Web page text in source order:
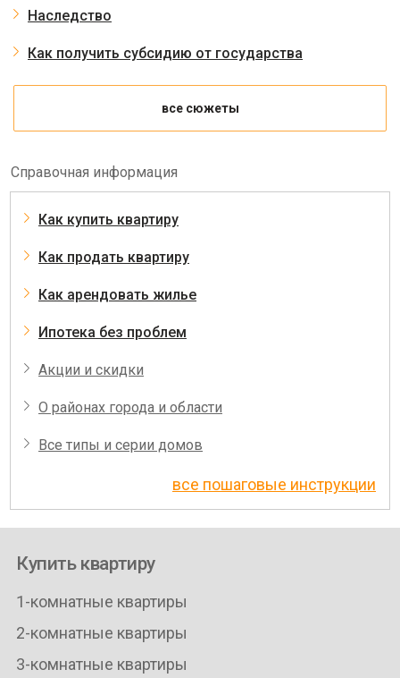
Наследство
Как получить субсидию от государства
все сюжеты
Справочная информация
Как купить квартиру
Как продать квартиру
Как арендовать жилье
Ипотека без проблем
Акции и скидки
О районах города и области
Все типы и серии домов
все пошаговые инструкции
Купить квартиру
1-комнатные квартиры
2-комнатные квартиры
3-комнатные квартиры